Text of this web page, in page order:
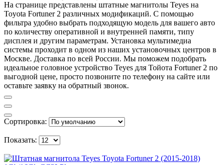
На странице представлены штатные магнитолы Teyes на
Toyota Fortuner 2 различных модификаций. С помощью
фильтра удобно выбрать подходящую модель для вашего авто
по количеству оперативной и внутренней памяти, типу
дисплея и другим параметрам. Установка мультимедиа
системы проходит в одном из наших установочных центров в
Москве. Доставка по всей России. Мы поможем подобрать
идеальное головное устройство Teyes для Тойота Fortuner 2 по
выгодной цене, просто позвоните по телефону на сайте или
оставьте заявку на обратный звонок.
Сортировка:
Показать: